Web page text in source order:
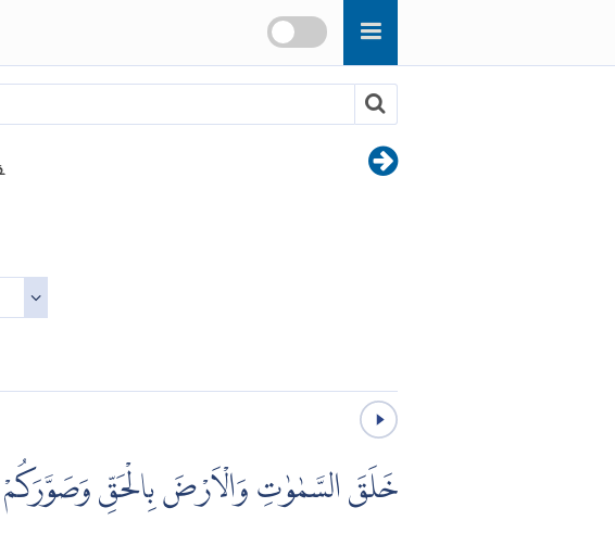
خَلَقَ السَّمٰوٰتِ وَالْاَرْضَ بِالْحَقِّ